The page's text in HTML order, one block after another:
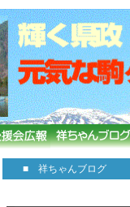
■ 祥ちゃんブログ